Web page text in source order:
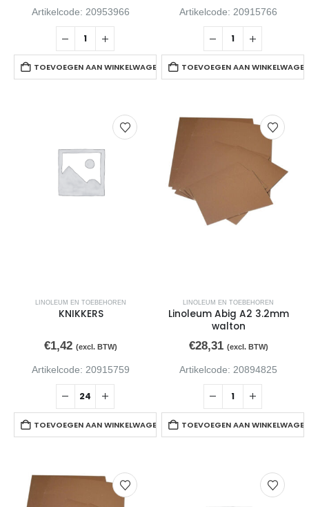
Artikelcode: 20953966
TOEVOEGEN AAN WINKELWAGEN
Artikelcode: 20915766
TOEVOEGEN AAN
LINOLEUM EN TOEBEHOREN
KNIKKERS
€1,42 (excl. BTW)
Artikelcode: 20915759
TOEVOEGEN AAN WINKELWAGEN
LINOLEUM EN TOEBEHOREN
Linoleum Abig A2 3.2mm
walton
€28,31 (excl. BTW)
Artikelcode: 20894825
TOEVOEGEN AAN